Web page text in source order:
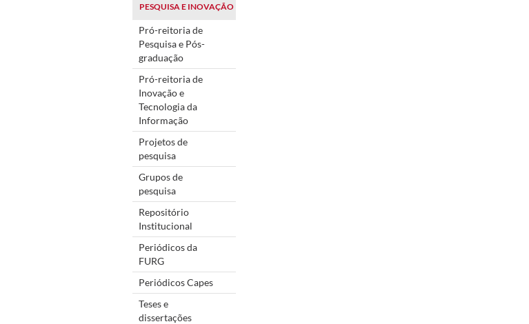
PESQUISA E INOVAÇÃO
Pró-reitoria de
Pesquisa e Pós-
graduação
Pró-reitoria de
Inovação e
Tecnologia da
Informação
Projetos de
pesquisa
Grupos de
pesquisa
Repositório
Institucional
Periódicos da
FURG
Periódicos Capes
Teses e
dissertações